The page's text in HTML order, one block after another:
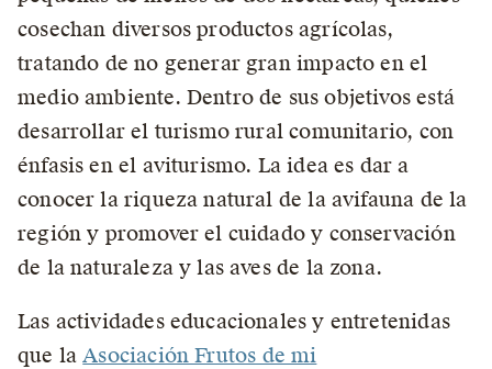
cosechan diversos productos agrícolas,
tratando de no generar gran impacto en el
medio ambiente. Dentro de sus objetivos está
desarrollar el turismo rural comunitario, con
énfasis en el aviturismo. La idea es dar a
conocer la riqueza natural de la avifauna de la
región y promover el cuidado y conservación
de la naturaleza y las aves de la zona.
Las actividades educacionales y entretenidas
que laAsociación Frutos de mi